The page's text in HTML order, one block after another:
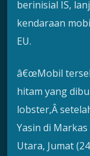
berinisial IS,
kendaraan
EU.
â€œMobil
hitam yang
lobster,Â
Yasin di
Utara, Jumat